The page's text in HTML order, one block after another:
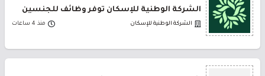
الشركة الوطنية للإسكان توفر وظائف للجنسين
الشركة الوطنية للإسكان منذ 4 ساعات